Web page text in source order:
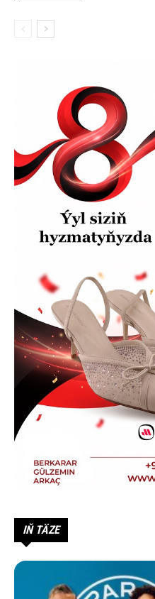
IŇ TÄZE